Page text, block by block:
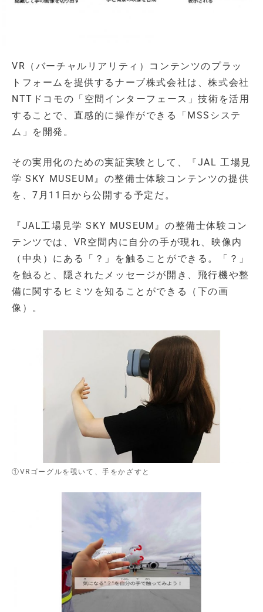
VR（バーチャルリアリティ）コンテンツのプラッ
トフォームを提供するナーブ株式会社は、株式会社
NTTドコモの「空間インターフェース」技術を活用
することで、直感的に操作ができる「MSSシステ
ム」を開発。
その実用化のための実証実験として、『JAL 工場見
学 SKY MUSEUM』の整備士体験コンテンツの提供
を、7月11日から公開する予定だ。
『JAL工場見学 SKY MUSEUM』の整備士体験コン
テンツでは、VR空間内に自分の手が現れ、映像内
（中央）にある「？」を触ることができる。「？」
を触ると、隠されたメッセージが開き、飛行機や整
備に関するヒミツを知ることができる（下の画
像）。
①VRゴーグルを覗いて、手をかざすと